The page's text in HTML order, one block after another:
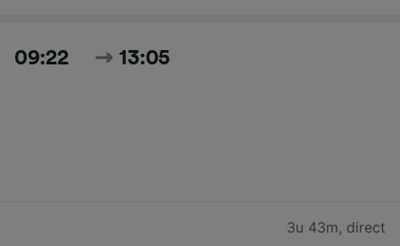
09:22 13:05
3u 43m, direct